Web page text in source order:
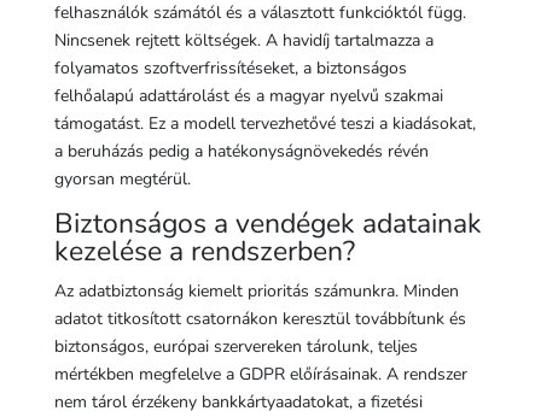
felhasználók számától és a választott funkcióktól függ.
Nincsenek rejtett költségek. A havidíj tartalmazza a
folyamatos szoftverfrissítéseket, a biztonságos
felhőalapú adattárolást és a magyar nyelvű szakmai
támogatást. Ez a modell tervezhetővé teszi a kiadásokat,
a beruházás pedig a hatékonyságnövekedés révén
gyorsan megtérül.
Biztonságos a vendégek adatainak
kezelése a rendszerben?
Az adatbiztonság kiemelt prioritás számunkra. Minden
adatot titkosított csatornákon keresztül továbbítunk és
biztonságos, európai szervereken tárolunk, teljes
mértékben megfelelve a GDPR előírásainak. A rendszer
nem tárol érzékeny bankkártyaadatokat, a fizetési